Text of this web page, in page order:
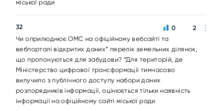
міської ради
32
Чи оприлюднює ОМС на офіційному вебсайті та
вебпорталі відкритих даних* перелік земельних ділянок,
що пропонуються для забудови? *Для територій, де
Міністерство цифрової трансформації тимчасово
вилучило з публічного доступу набори даних
розпорядників інформації, оцінюється тільки наявність
інформації на офіційному сайті міської ради
0 2